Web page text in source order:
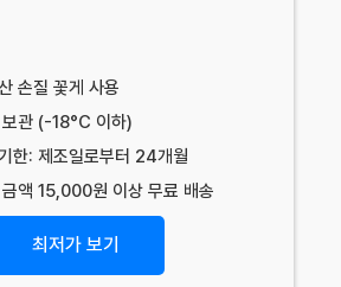
손질 꽃게 사용
보관 (-18°C 이하)
한: 제조일로부터 24개월
액 15,000원 이상 무료 배송
최저가 보기